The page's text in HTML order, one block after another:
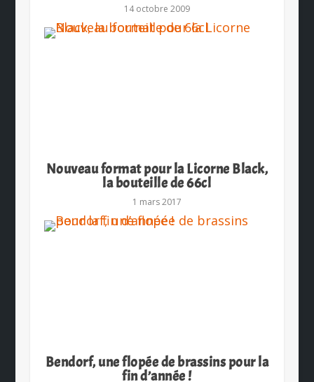
14 octobre 2009
Nouveau format pour la Licorne Black,
la bouteille de 66cl
1 mars 2017
Bendorf, une flopée de brassins pour la
fin d’année !